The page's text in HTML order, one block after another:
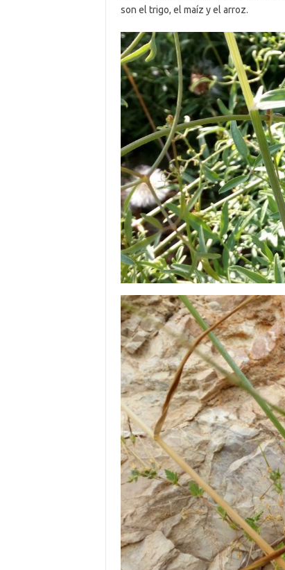
son el trigo, el maíz y el arroz.